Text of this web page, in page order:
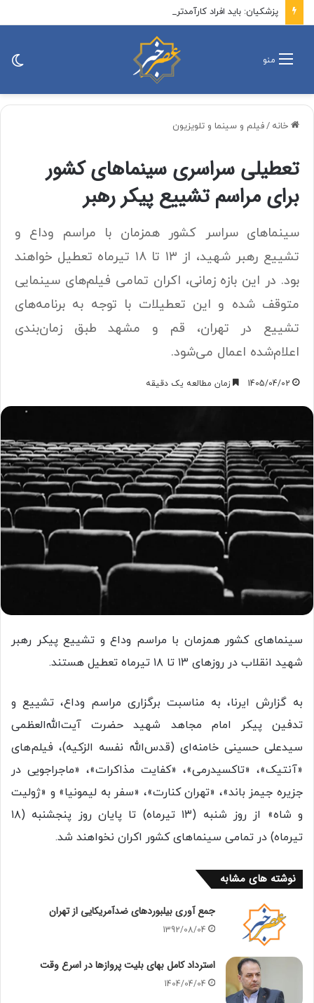
منو
خانه /فیلم و سینما و تلویزیون
تعطیلی سراسری سینماهای کشور
برای مراسم تشییع پیکر رهبر
سینماهای سراسر کشور همزمان با مراسم وداع و
تشییع رهبر شهید، از ۱۳ تا ۱۸ تیرماه تعطیل خواهند
بود. در این بازه زمانی، اکران تمامی فیلم‌های سینمایی
متوقف شده و این تعطیلات با توجه به برنامه‌های
تشییع در تهران، قم و مشهد طبق زمان‌بندی
اعلام‌شده اعمال می‌شود.
1405/04/02 زمان مطالعه یک دقیقه
سینماهای کشور همزمان با مراسم وداع و تشییع پیکر رهبر
شهید انقلاب در روزهای ۱۳ تا ۱۸ تیرماه تعطیل هستند.
به گزارش ایرنا، به مناسبت برگزاری مراسم وداع، تشییع و
تدفین پیکر امام مجاهد شهید حضرت آیت‌الله‌العظمی
سیدعلی حسینی خامنه‌ای (قدس‌الله نفسه الزکیه)، فیلم‌های
«آنتیک»، «تاکسیدرمی»، «کفایت مذاکرات»، «ماجراجویی در
جزیره جیمز باند»، «تهران کنارت»، «سفر به لیمونیا» و «ژولیت
و شاه» از روز شنبه (۱۳ تیرماه) تا پایان روز پنجشنبه (۱۸
تیرماه) در تمامی سینماهای کشور اکران نخواهند شد.
نوشته های مشابه
جمع آوری بیلبوردهای ضدآمریکایی از تهران
1392/08/04
استرداد کامل بهای بلیت‌ پروازها در اسرع وقت
1404/04/04